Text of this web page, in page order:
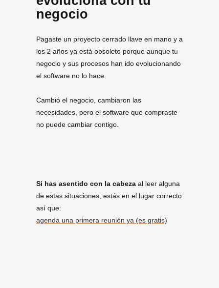
negocio
Pagaste un proyecto cerrado llave en mano y a
los 2 años ya está obsoleto porque aunque tu
negocio y sus procesos han ido evolucionando
el software no lo hace.
Cambió el negocio, cambiaron las
necesidades, pero el software que compraste
no puede cambiar contigo.
Si has asentido con la cabeza al leer alguna
de estas situaciones, estás en el lugar correcto
así que:
agenda una primera reunión ya (es gratis)